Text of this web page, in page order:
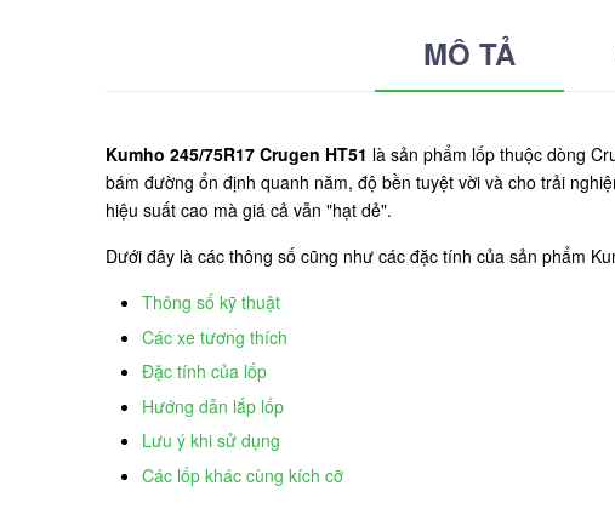
MÔ TẢ
Kumho 245/75R17 Crugen HT51 là sản phẩm lốp thuộc dòng
bám đường ổn định quanh năm, độ bền tuyệt vời và cho trải
hiệu suất cao mà giá cả vẫn "hạt dẻ".
Dưới đây là các thông số cũng như các đặc tính của sản phẩm
Thông số kỹ thuật
Các xe tương thích
Đặc tính của lốp
Hướng dẫn lắp lốp
Lưu ý khi sử dụng
Các lốp khác cùng kích cỡ